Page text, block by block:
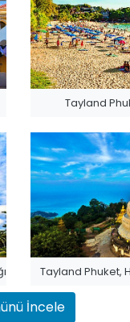
Tayland
Tayland Phuket,
İncele